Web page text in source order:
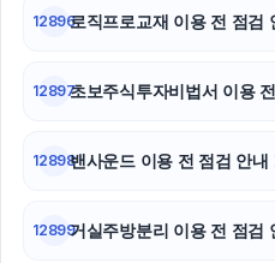
12896로직프로교재 이용 전 점
12897초보주식투자비법서 이용
12898밴사운드 이용 전 점검 안
12899거실주방분리 이용 전 점